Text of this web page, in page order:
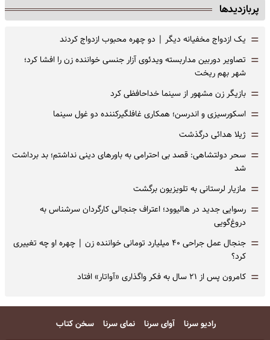
پربازدیدها
= یک ازدواج مخفیانه دیگر | دو چهره محبوب ازدواج کردند
= تصاویر دوربین مداربسته ویدئوی آزار جنسی خواننده زن را افشا کرد؛
شهر بهم ریخت
= بازیگر زن مشهور از سینما خداحافظی کرد
= اسکورسیزی و اندرسن؛ همکاری غافلگیرکننده دو غول سینما
= ژیلا هدائی درگذشت
= سحر دولتشاهی: قصد بی احترامی به باورهای دینی نداشتم؛ بد برداشت
شد
= مازیار لرستانی به تلویزیون برگشت
= رسوایی جدید در هالیوود؛ اعتراف جنجالی کارگردان سرشناس به
دروغ‌گویی
=
جنجال عمل جراحی ۴۰ میلیارد تومانی خواننده زن | چهره او چه تغییری
کرد؟
= کامرون پس از ۲۱ سال به فکر واگذاری «آواتار» افتاد
رادیو سرنا آوای سرنا نمای سرنا سخن کتاب